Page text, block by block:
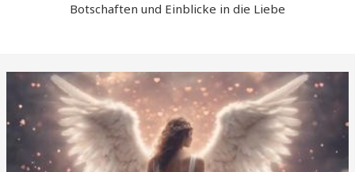
Botschaften und Einblicke in die Liebe